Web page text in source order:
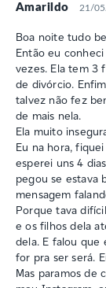
Amarildo 21/
Boa noite tudo
Então eu
vezes. Ela tem 3
de divórcio.
talvez não fez
de mais nela.
Ela muito
Eu na hora,
esperei uns 4
pegou se estava
mensagem
Porque tava
e os filhos dela
dela. E falou que
for pra ser será.
Mas paramos de